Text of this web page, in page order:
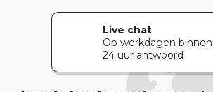
Live chat
Op werkdagen binnen
24 uur antwoord